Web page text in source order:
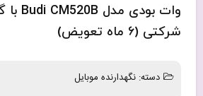
شرکتی (۶ ماه تعویض)
دسته: نگهدارنده موبایل